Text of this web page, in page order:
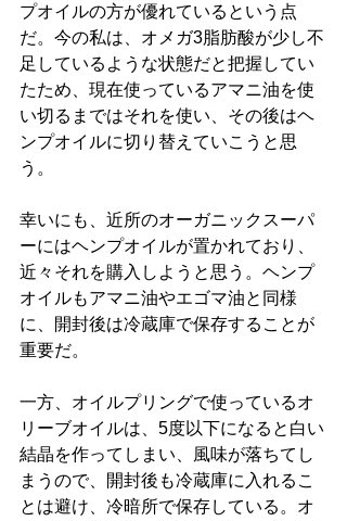
プオイルの方が優れているという点
だ。今の私は、オメガ3脂肪酸が少し不
足しているような状態だと把握してい
たため、現在使っているアマニ油を使
い切るまではそれを使い、その後はヘ
ンプオイルに切り替えていこうと思
う。
幸いにも、近所のオーガニックスーパ
ーにはヘンプオイルが置かれており、
近々それを購入しようと思う。ヘンプ
オイルもアマニ油やエゴマ油と同様
に、開封後は冷蔵庫で保存することが
重要だ。
一方、オイルプリングで使っているオ
リーブオイルは、5度以下になると白い
結晶を作ってしまい、風味が落ちてし
まうので、開封後も冷蔵庫に入れるこ
とは避け、冷暗所で保存している。オ